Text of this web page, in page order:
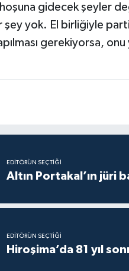
gidecek şeyler
şey yok. El birliğiyle
gerekiyorsa,
EDITÖRÜN SEÇTIĞI
Altın Portakal’ın jüri
EDITÖRÜN SEÇTIĞI
Hiroşima’da 81 yıl